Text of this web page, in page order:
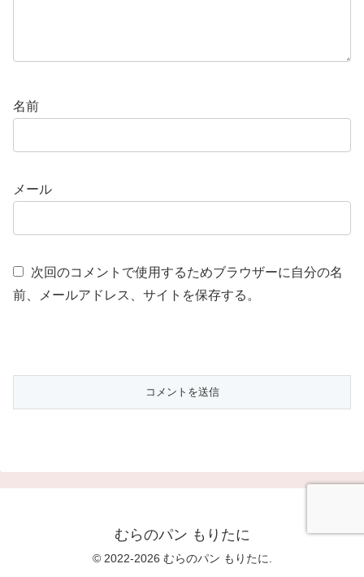
名前
メール
次回のコメントで使用するためブラウザーに自分の名
前、メールアドレス、サイトを保存する。
むらのパン もりたに
© 2022-2026 むらのパン もりたに.